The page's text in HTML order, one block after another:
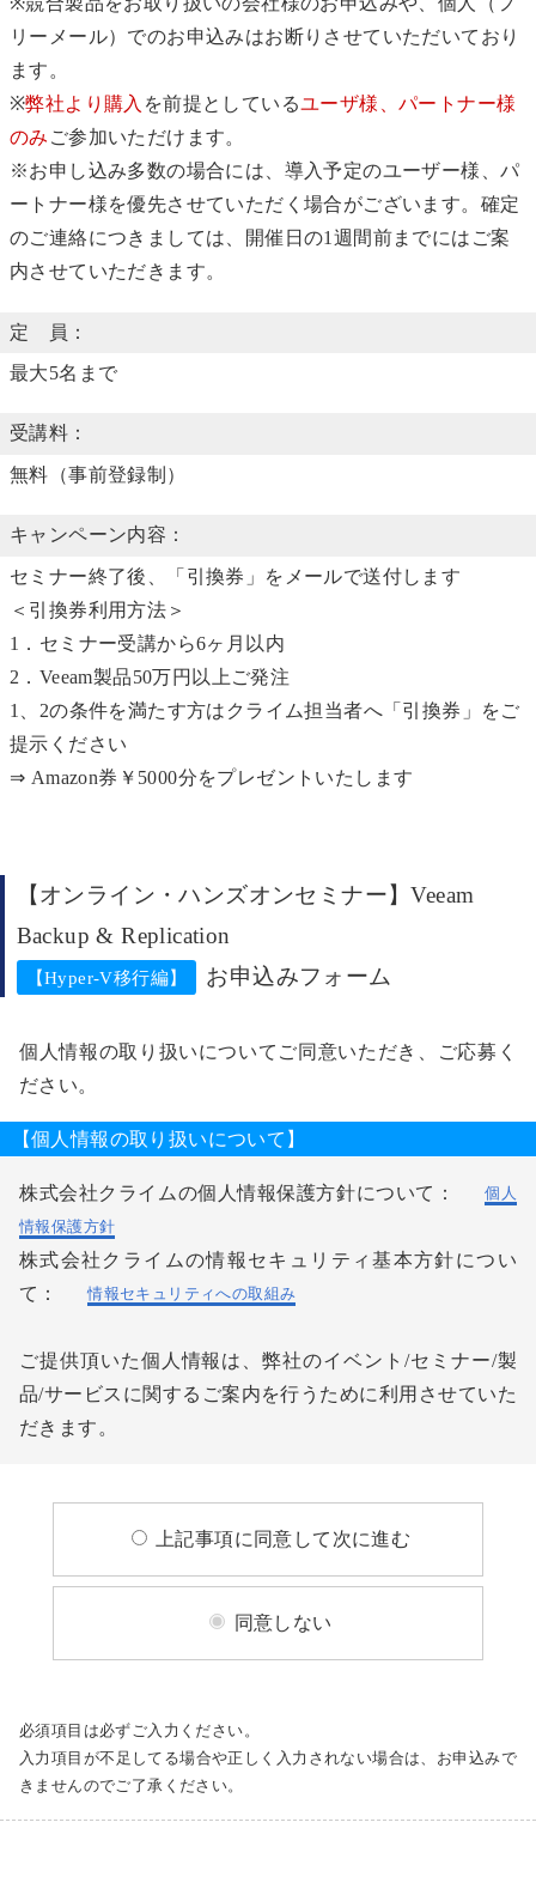
リーメール）でのお申込みはお断りさせていただいており
ます。
※弊社より購入 を前提としているユーザ様、パートナー様
のみ ご参加いただけます。
※お申し込み多数の場合には、導入予定のユーザー様、パ
ートナー様を優先させていただく場合がございます。確定
のご連絡につきましては、開催日の1週間前までにはご案
内させていただきます。
定 員：
最大5名まで
受講料：
無料（事前登録制）
キャンペーン内容：
セミナー終了後、「引換券」をメールで送付します
＜引換券利用方法＞
1．セミナー受講から6ヶ月以内
2．Veeam製品50万円以上ご発注
1、2の条件を満たす方はクライム担当者へ「引換券」をご
提示ください
⇒ Amazon券￥5000分をプレゼントいたします
【オンライン・ハンズオンセミナー】Veeam
Backup & Replication
【Hyper-V移行編】 お申込みフォーム
個人情報の取り扱いについてご同意いただき、ご応募く
ださい。
【個人情報の取り扱いについて】
株式会社クライムの個人情報保護方針について：
個人
情報保護方針
株式会社クライムの情報セキュリティ基本方針につい
て：
情報セキュリティへの取組み
ご提供頂いた個人情報は、弊社のイベント/セミナー/製
品/サービスに関するご案内を行うために利用させていた
だきます。
上記事項に同意して次に進む
同意しない
必須項目は必ずご入力ください。
入力項目が不足してる場合や正しく入力されない場合は、お申込みで
きませんのでご了承ください。